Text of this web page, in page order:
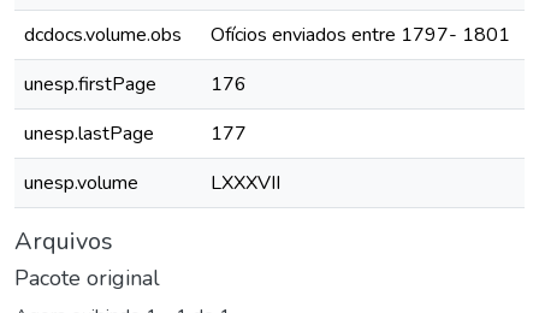
dcdocs.volume.obs
Ofícios enviados entre 1797- 1801
unesp.firstPage
176
unesp.lastPage
177
unesp.volume
LXXXVII
Arquivos
Pacote original